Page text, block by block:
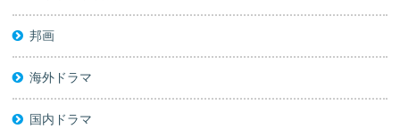
邦画
海外ドラマ
国内ドラマ